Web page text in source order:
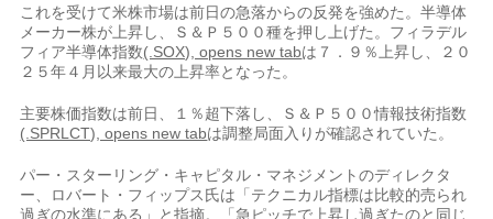
これを受けて米株市場は前日の急落からの反発を強めた。​半導体
メーカー株が上昇し、Ｓ＆Ｐ５００種を押し上げた。フィラデル
フィア半導体指数(.SOX), opens new tabは７．９％上昇し、２０
２５年４月以来最大の上昇率となった。
主要株価指数は前日、１％超下落し、Ｓ＆Ｐ５００情報技術指数
(.SPRLCT), opens new tabは調整局面入りが確認されていた。
パー・スターリング・キャピタル・マネジメントの​ディレクタ
ー、ロバート・フィップス氏は「テクニカル指標は比較的売られ
過ぎの水準にある」と​指摘。「急ピッチで上昇し過ぎたのと同じ